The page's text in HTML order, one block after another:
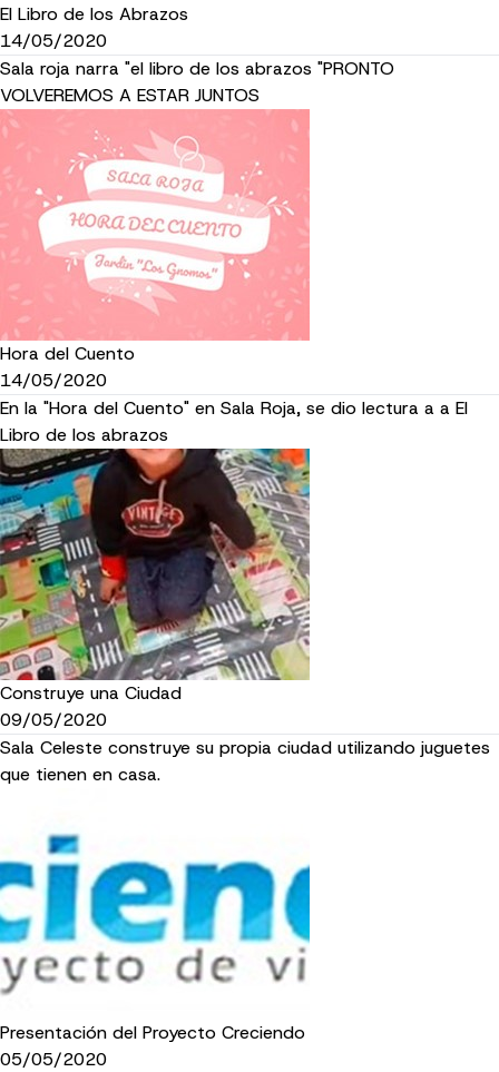
El Libro de los Abrazos
14/05/2020
Sala roja narra "el libro de los abrazos "PRONTO
VOLVEREMOS A ESTAR JUNTOS
Hora del Cuento
14/05/2020
En la "Hora del Cuento" en Sala Roja, se dio lectura a a El
Libro de los abrazos
Construye una Ciudad
09/05/2020
Sala Celeste construye su propia ciudad utilizando juguetes
que tienen en casa.
Presentación del Proyecto Creciendo
05/05/2020